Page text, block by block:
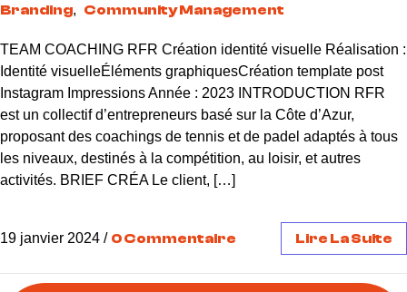
Branding, Community Management
TEAM COACHING RFR Création identité visuelle Réalisation :
Identité visuelleÉléments graphiquesCréation template post
Instagram Impressions Année : 2023 INTRODUCTION RFR
est un collectif d’entrepreneurs basé sur la Côte d’Azur,
proposant des coachings de tennis et de padel adaptés à tous
les niveaux, destinés à la compétition, au loisir, et autres
activités. BRIEF CRÉA Le client, […]
19 janvier 2024 / 0 Commentaire Lire La Suite